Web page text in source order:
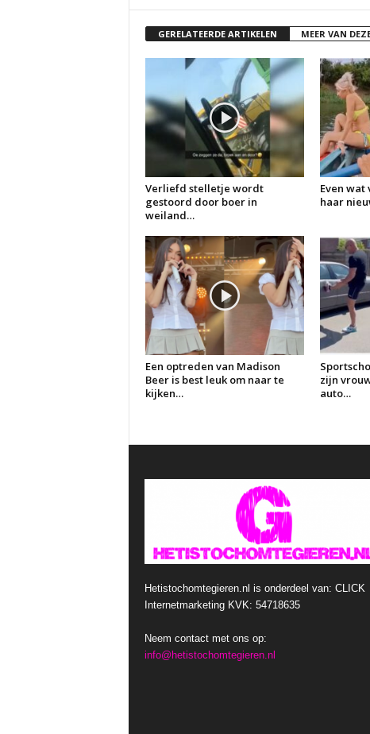
GERELATEERDE ARTIKELEN MEER VAN
Verliefd stelletje wordt
gestoord door boer in
weiland…
Even
haar
Een optreden van Madison
Beer is best leuk om naar te
kijken…
zijn
auto…
Hetistochomtegieren.nl is onderdeel van: CLICK
Internetmarketing KVK: 54718635
Neem contact met ons op:
info@hetistochomtegieren.nl